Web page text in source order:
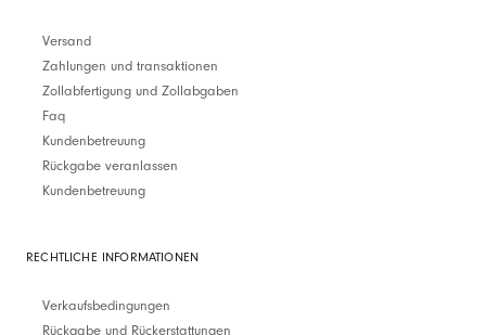
Versand
Zahlungen und transaktionen
Zollabfertigung und Zollabgaben
Faq
Kundenbetreuung
Rückgabe veranlassen
Kundenbetreuung
RECHTLICHE INFORMATIONEN
Verkaufsbedingungen
Rückgabe und Rückerstattungen